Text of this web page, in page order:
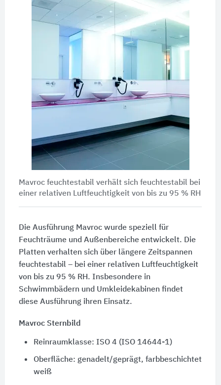
Mavroc feuchtestabil verhält sich feuchtestabil bei
einer relativen Luftfeuchtigkeit von bis zu 95 % RH
Die Ausführung Mavroc wurde speziell für
Feuchträume und Außenbereiche entwickelt. Die
Platten verhalten sich über längere Zeitspannen
feuchtestabil – bei einer relativen Luftfeuchtigkeit
von bis zu 95 % RH. Insbesondere in
Schwimmbädern und Umkleidekabinen findet
diese Ausführung ihren Einsatz.
Mavroc Sternbild
Reinraumklasse: ISO 4 (ISO 14644-1)
Oberfläche: genadelt/geprägt, farbbeschichtet
weiß